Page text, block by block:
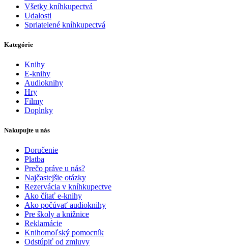
Všetky kníhkupectvá
Udalosti
Spriatelené kníhkupectvá
Kategórie
Knihy
E-knihy
Audioknihy
Hry
Filmy
Doplnky
Nakupujte u nás
Doručenie
Platba
Prečo práve u nás?
Najčastejšie otázky
Rezervácia v kníhkupectve
Ako čítať e-knihy
Ako počúvať audioknihy
Pre školy a knižnice
Reklamácie
Knihomoľský pomocník
Odstúpiť od zmluvy